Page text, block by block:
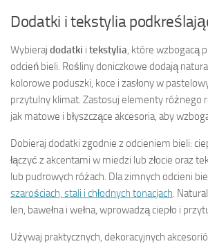
Dodatki i tekstylia
Wybieraj dodatki i tekstylia, które wzbogacą
odcień bieli. Rośliny doniczkowe dodają
kolorowe poduszki, koce i zasłony w
przytulny klimat. Zastosuj elementy różnego
jak matowe i błyszczące akcesoria, aby
Dobieraj dodatki zgodnie z odcieniem bieli:
łączyć z akcentami w miedzi lub złocie oraz
lub pudrowych różach. Dla zimnych odcieni
szarościach, stali i chłodnych tonacjach.
len, bawełna i wełna, wprowadzą ciepło i
Używaj praktycznych, dekoracyjnych